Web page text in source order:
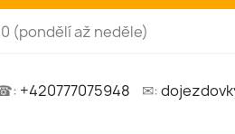
(pondělí až neděle)
+420777075948 ✉: